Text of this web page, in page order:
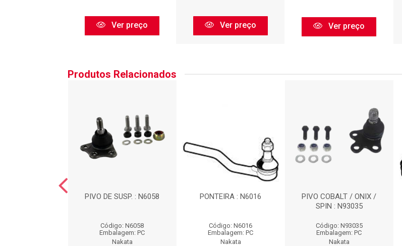
Ver preço Ver preço Ver preço
Produtos Relacionados
PIVO DE SUSP. : N6058
Código: N6058
Embalagem: PC
Nakata
PONTEIRA : N6016
Código: N6016
Embalagem: PC
Nakata
PIVO COBALT / ONIX /
SPIN : N93035
Código: N93035
Embalagem: PC
Nakata